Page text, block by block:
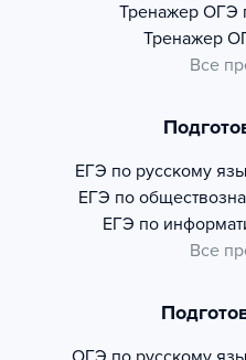
Тренажер ОГЭ
Тренажер
Все
ЕГЭ по русскому
ЕГЭ по
ЕГЭ по
Все